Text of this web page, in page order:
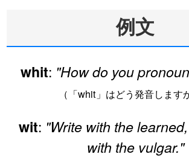
例文
whit: "How do you
（「whit」はどう発音します
wit: "Write with the
with the vulgar."